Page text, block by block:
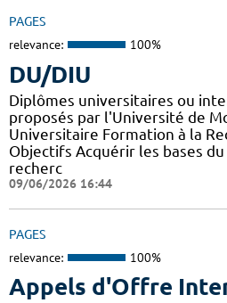
PAGES
relevance: 100%
DU/DIU
Diplômes universitaires ou
proposés par l'Université de
Universitaire Formation à la
Objectifs Acquérir les bases
recherc
09/06/2026 16:44
PAGES
relevance: 100%
Appels d'Offre